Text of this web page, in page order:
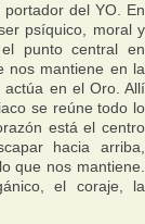
del YO. En
psíquico, moral y
punto central en
nos mantiene en la
en el Oro. Allí
se reúne todo lo
está el centro
hacia arriba,
que nos mantiene.
el coraje, la